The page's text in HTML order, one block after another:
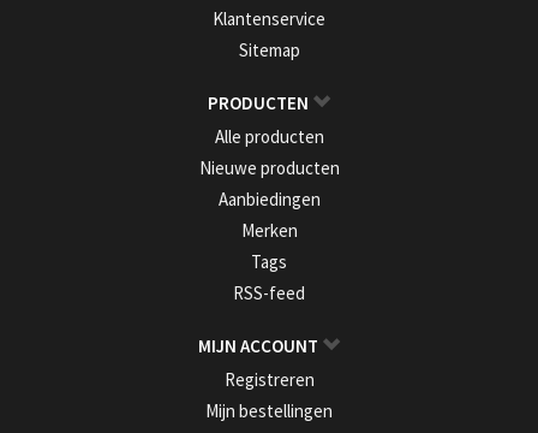
Klantenservice
Sitemap
PRODUCTEN
Alle producten
Nieuwe producten
Aanbiedingen
Merken
Tags
RSS-feed
MIJN ACCOUNT
Registreren
Mijn bestellingen